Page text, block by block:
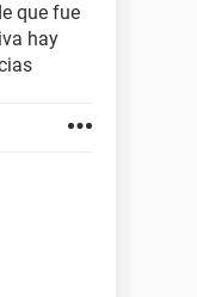
que fue
hay